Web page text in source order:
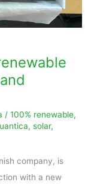
/ 100% renewable,
, solar,
company, is
with a new